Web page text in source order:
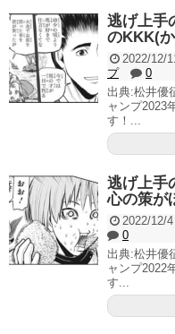
逃げ上手
のKKK(
2022/12/
プ
0
出典:松井優
ャンプ2023
す！...
逃げ上手
心の策が
2022/12/4
0
出典:松井優
ャンプ2022
す...